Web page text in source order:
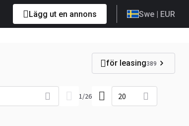
Lägg ut en annons Swe | EUR
för leasing389
1/26 20